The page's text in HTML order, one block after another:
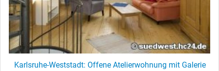
Karlsruhe-Weststadt: Offene Atelierwohnung mit Galerie